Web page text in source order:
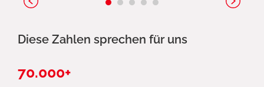
Diese Zahlen sprechen für uns
70.000+